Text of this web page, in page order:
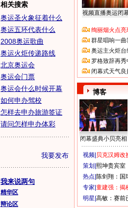
相关搜索
奥运圣火象征着什么
奥运五环代表什么
2008奥运歌曲
奥运火炬传递路线
北京奥运会
奥运会门票
奥运会什么时候开幕
如何申办驾校
怎样去申办旅游签证
请问怎样申办体彩
我要发布
我来说两句
精华区
辩论区
视频直播奥运闭
绚丽烟火点亮
群星唱响一曲
奥运主火炬台
罗格致辞再
闭幕式天气良
博客
闭幕盛典小贝亮相
视频| 贝克汉姆
策划| 熙坤贵宾室
热点| 陈剑翔：国
专家| 童建强：揭
明星| 高敏：赛前